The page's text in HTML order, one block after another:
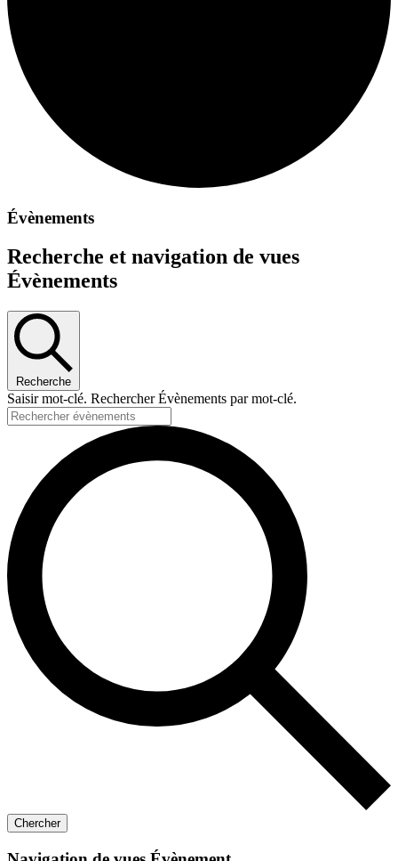
Évènements
Recherche et navigation de vues
Évènements
Recherche
Saisir mot-clé. Rechercher Évènements par mot-clé.
Chercher